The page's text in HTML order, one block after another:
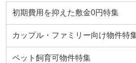
初期費用を抑えた敷金0円特集
カップル・ファミリー向け物件特
ペット飼育可物件特集